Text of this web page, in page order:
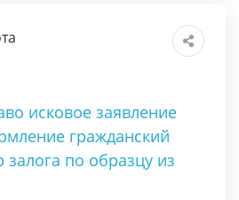
исковое заявление
гражданский
залога по образцу из